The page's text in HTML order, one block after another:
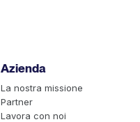
Azienda
La nostra missione
Partner
Lavora con noi